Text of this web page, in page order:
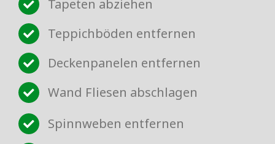
Tapeten abziehen
Teppichböden entfernen
Deckenpanelen entfernen
Wand Fliesen abschlagen
Spinnweben entfernen